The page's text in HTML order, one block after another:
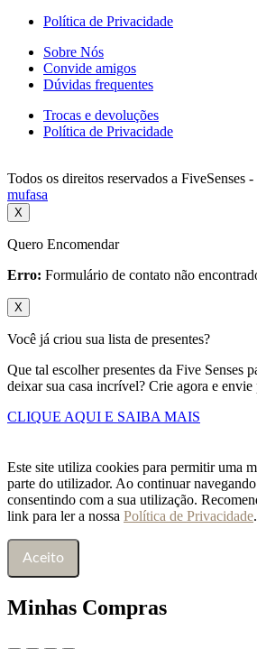
Política de Privacidade
Sobre Nós
Convide amigos
Dúvidas frequentes
Trocas e devoluções
Política de Privacidade
Todos os direitos reservados a FiveSenses
mufasa
X
Quero Encomendar
Erro: Formulário de contato não
X
Você já criou sua lista de presentes?
Que tal escolher presentes da Five Senses
deixar sua casa incrível? Crie agora e envie
CLIQUE AQUI E SAIBA MAIS
Este site utiliza cookies para permitir uma
parte do utilizador. Ao continuar navegando
consentindo com a sua utilização.
link para ler a nossa Política de Privacidade.
Aceito
Minhas Compras